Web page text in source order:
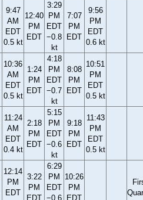
9:47
AM
EDT
0.5 kt
12:40
PM
EDT
3:29
PM
EDT
−0.8
kt
7:07
PM
EDT
9:56
PM
EDT
0.6 kt
10:36
AM
EDT
0.5 kt
1:24
PM
EDT
4:18
PM
EDT
−0.7
kt
8:08
PM
EDT
10:51
PM
EDT
0.5 kt
11:24
AM
EDT
0.4 kt
2:18
PM
EDT
5:15
PM
EDT
−0.6
kt
9:18
PM
EDT
11:43
PM
EDT
0.5 kt
12:14
PM
EDT
3:22
PM
EDT
6:29
PM
EDT
−0.6
10:26
PM
EDT